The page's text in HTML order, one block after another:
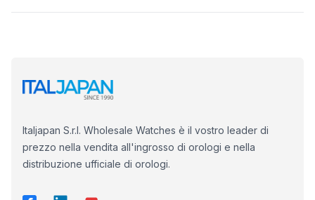
Italjapan S.r.l. Wholesale Watches è il vostro leader di
prezzo nella vendita all'ingrosso di orologi e nella
distribuzione ufficiale di orologi.